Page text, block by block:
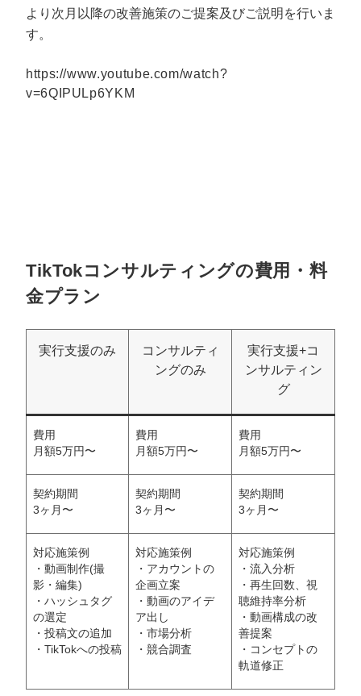
より次月以降の改善施策のご提案及びご説明を行いま
す。
https://www.youtube.com/watch?
v=6QIPULp6YKM
TikTokコンサルティングの費用・料
金プラン
実行支援のみ
コンサルティ
ングのみ
実行支援+コ
ンサルティン
グ
費用
月額5万円〜
費用
月額5万円〜
費用
月額5万円〜
契約期間
3ヶ月〜
契約期間
3ヶ月〜
契約期間
3ヶ月〜
対応施策例
・動画制作(撮
影・編集)
・ハッシュタグ
の選定
・投稿文の追加
・TikTokへの投稿
対応施策例
・アカウントの
企画立案
・動画のアイデ
ア出し
・市場分析
・競合調査
対応施策例
・流入分析
・再生回数、視
聴維持率分析
・動画構成の改
善提案
・コンセプトの
軌道修正